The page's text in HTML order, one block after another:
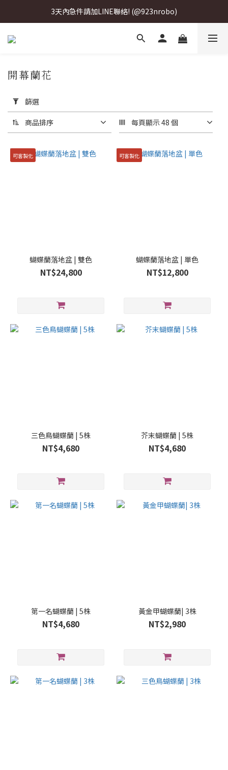
3天內急件請加LINE聯絡! (@923nrobo)
3天內急件請加LINE聯絡! (@923nrobo)
3天內急件請加LINE聯絡! (@923nrobo)
用
篩
選
(0/20)
價格
開幕蘭花
篩選
商品排序 每頁顯示 48 個
可客製化
蝴蝶蘭落地盆 | 雙色
NT$24,800
可客製化
蝴蝶蘭落地盆 | 單色
NT$12,800
三色鳥蝴蝶蘭 | 5株
NT$4,680
芥末蝴蝶蘭 | 5株
NT$4,680
第一名蝴蝶蘭 | 5株
NT$4,680
黃金甲蝴蝶蘭| 3株
NT$2,980